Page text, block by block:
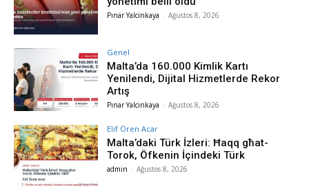
Pınar Yalcinkaya - Ağustos 8, 2026
Genel
Malta’da 160.000 Kimlik Kartı
Yenilendi, Dijital Hizmetlerde Rekor
Artış
Pınar Yalcinkaya - Ağustos 8, 2026
Elif Ören Acar
Malta’daki Türk İzleri: Ħaqq għat-
Torok, Öfkenin İçindeki Türk
admin - Ağustos 8, 2026